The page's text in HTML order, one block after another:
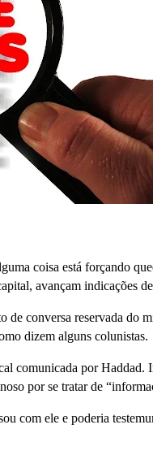
coisa está forçando
avançam indicações
de conversa reservada do
dizem alguns colunistas.
comunicada por Haddad.
por se tratar de
com ele e poderia